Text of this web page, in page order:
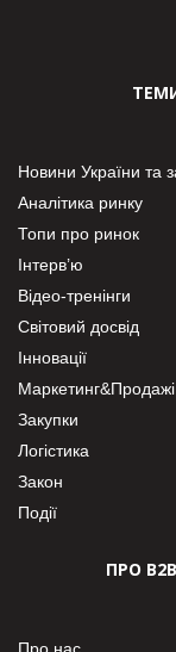
Новини України та
Аналітика ринку
Топи про ринок
Інтерв’ю
Відео-тренінги
Світовий досвід
Інновації
Маркетинг&Продажі
Закупки
Логістика
Закон
Події
ПРО
Про нас